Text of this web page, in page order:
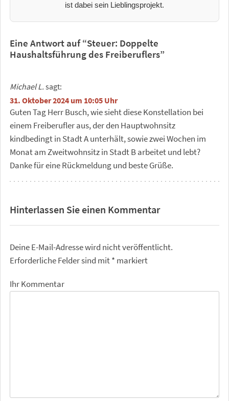
ist dabei sein Lieblingsprojekt.
Eine Antwort auf “Steuer: Doppelte
Haushaltsführung des Freiberuflers”
Michael L. sagt:
31. Oktober 2024 um 10:05 Uhr
Guten Tag Herr Busch, wie sieht diese Konstellation bei
einem Freiberufler aus, der den Hauptwohnsitz
kindbedingt in Stadt A unterhält, sowie zwei Wochen im
Monat am Zweitwohnsitz in Stadt B arbeitet und lebt?
Danke für eine Rückmeldung und beste Grüße.
Hinterlassen Sie einen Kommentar
Deine E-Mail-Adresse wird nicht veröffentlicht.
Erforderliche Felder sind mit* markiert
Ihr Kommentar